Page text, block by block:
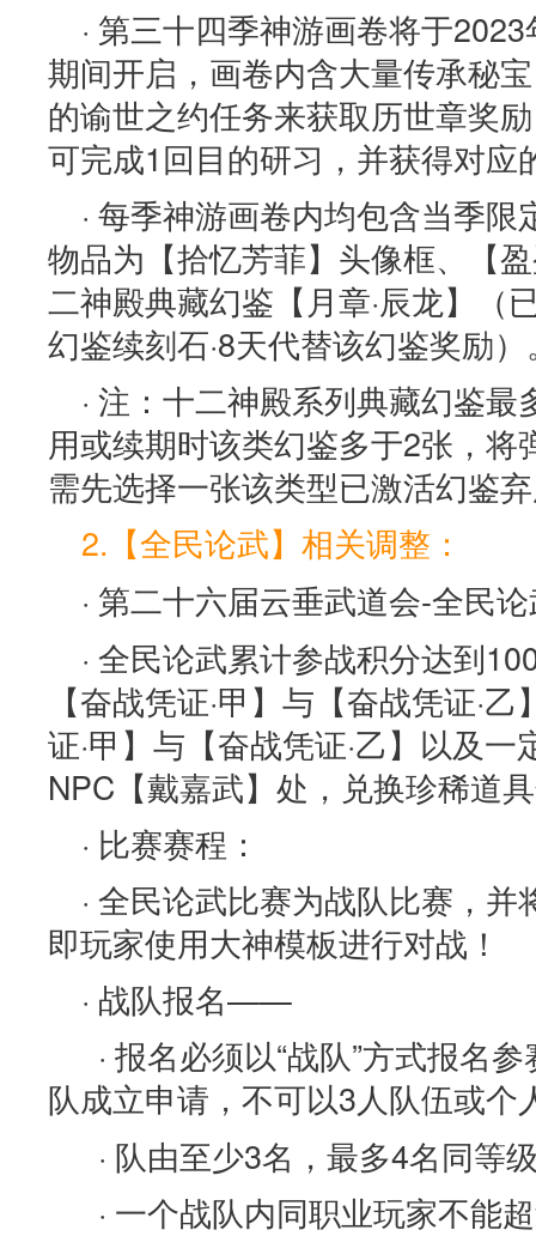
· 第三十四季神游画卷将于
期间开启，画卷内含大量传承秘
的谕世之约任务来获取历世章奖
可完成1回目的研习，并获得对应
· 每季神游画卷内均包含当季
物品为【拾忆芳菲】头像框、【
二神殿典藏幻鉴【月章·辰龙】（
幻鉴续刻石·8天代替该幻鉴奖励）
· 注：十二神殿系列典藏幻鉴
用或续期时该类幻鉴多于2张，
需先选择一张该类型已激活幻鉴
2.【全民论武】相关调整：
· 第二十六届云垂武道会-全民
· 全民论武累计参战积分达到
【奋战凭证·甲】与【奋战凭证·
证·甲】与【奋战凭证·乙】以及
NPC【戴嘉武】处，兑换珍稀道
· 比赛赛程：
· 全民论武比赛为战队比赛，
即玩家使用大神模板进行对战！
· 战队报名——
· 报名必须以“战队”方式报名
队成立申请，不可以3人队伍或个
· 队由至少3名，最多4名同等
· 一个战队内同职业玩家不能